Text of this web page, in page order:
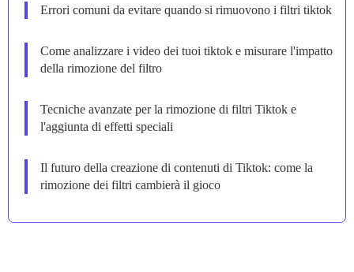
Errori comuni da evitare quando si rimuovono i filtri tiktok
Come analizzare i video dei tuoi tiktok e misurare l'impatto
della rimozione del filtro
Tecniche avanzate per la rimozione di filtri Tiktok e
l'aggiunta di effetti speciali
Il futuro della creazione di contenuti di Tiktok: come la
rimozione dei filtri cambierà il gioco